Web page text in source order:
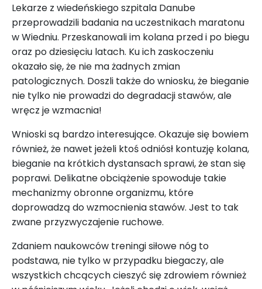
Lekarze z wiedeńskiego szpitala Danube
przeprowadzili badania na uczestnikach maratonu
w Wiedniu. Przeskanowali im kolana przed i po biegu
oraz po dziesięciu latach. Ku ich zaskoczeniu
okazało się, że nie ma żadnych zmian
patologicznych. Doszli także do wniosku, że bieganie
nie tylko nie prowadzi do degradacji stawów, ale
wręcz je wzmacnia!
Wnioski są bardzo interesujące. Okazuje się bowiem
również, że nawet jeżeli ktoś odniósł kontuzję kolana,
bieganie na krótkich dystansach sprawi, że stan się
poprawi. Delikatne obciążenie spowoduje takie
mechanizmy obronne organizmu, które
doprowadzą do wzmocnienia stawów. Jest to tak
zwane przyzwyczajenie ruchowe.
Zdaniem naukowców treningi siłowe nóg to
podstawa, nie tylko w przypadku biegaczy, ale
wszystkich chcących cieszyć się zdrowiem również